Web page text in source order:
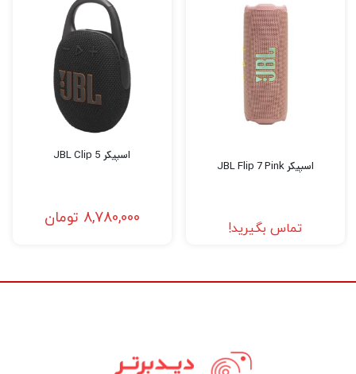
اسپیکر JBL Flip 7 Pink
تماس بگیرید!
اسپیکر JBL Clip 5
8,780,000 تومان